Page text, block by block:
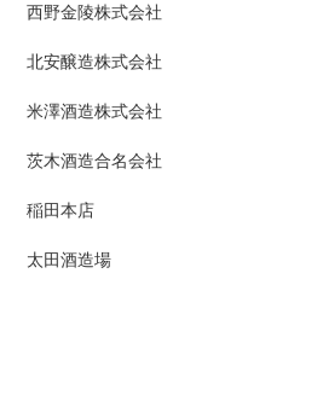
西野金陵株式会社
北安醸造株式会社
米澤酒造株式会社
茨木酒造合名会社
稲田本店
太田酒造場